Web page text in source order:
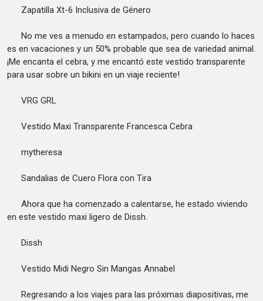
Zapatilla Xt-6 Inclusiva de Género
No me ves a menudo en estampados, pero cuando lo haces
es en vacaciones y un 50% probable que sea de variedad animal.
¡Me encanta el cebra, y me encantó este vestido transparente
para usar sobre un bikini en un viaje reciente!
VRG GRL
Vestido Maxi Transparente Francesca Cebra
mytheresa
Sandalias de Cuero Flora con Tira
Ahora que ha comenzado a calentarse, he estado viviendo
en este vestido maxi ligero de Dissh.
Dissh
Vestido Midi Negro Sin Mangas Annabel
Regresando a los viajes para las próximas diapositivas, me